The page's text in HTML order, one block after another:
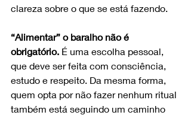
clareza sobre o que se está fazendo.
“Alimentar” o baralho não é
obrigatório. É uma escolha pessoal,
que deve ser feita com consciência,
estudo e respeito. Da mesma forma,
quem opta por não fazer nenhum ritual
também está seguindo um caminho